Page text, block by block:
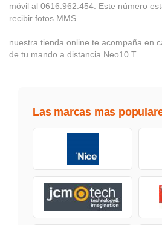
móvil al 0616.962.454. Este número
recibir fotos MMS.
nuestra tienda online te acompaña en
de tu mando a distancia Neo10 T.
Las marcas mas